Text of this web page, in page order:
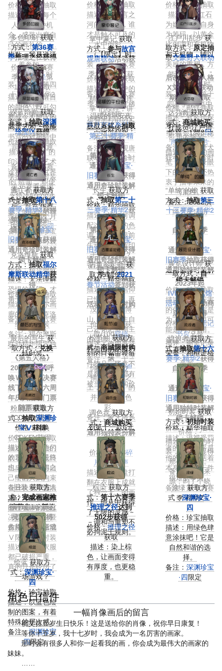
价格：精华抽取
描述：不是每个
人都有这种机
会，盛装出席自
己的葬礼的……
抱歉，我是说活
着参加。
（【限定】时
装，仅能在第四
十三赛季精华2
中获得）
备注：第四十三
赛季·精华2限定
稀世时装
价格：精华抽取
描述：在谎言之
河的另一端，谁
才是触不可及的
水中倒影。
（【限定】时
装，仅第十六赛
季精华3中可获
得。）
备注：第十六赛
季·精华3限定稀
世时装
孤月女校系列限
定稀世时装
价格：精华抽取
描述：“献红石
为媒介，祭自身
为筹码，以黄金
比例调和有机物
与无机物，辅以
美感的重塑，方
能诞生奇迹。”
（【限定】时
装，仅能在第十
四赛季精华1中
获得）
备注：第十四赛
季·精华1限定稀
世时装
多色印刷获取
方式：第36赛
季推理之径获得
价格：第36赛
季推理之径第
1528步获取
描述：这些醒目
的颜色，既可勾
勒成令人赞叹的
高贵艺术，也能
书写出对黑暗中
罪恶的最后通
牒。
备注：第36赛
季推理之径时装
第36赛季推理
之径达到600步
后，可在36赛
季结束后一个月
内使用1388回
声购买。
掌中篆记获取
方式：参与故宫
观唐联动活动获
得
价格：活动获取
描述：印章中的
精怪伪装成“库
掌”的模样，讲
述着尘封的历史
——悉数铭刻，
不会忘记。
备注：故宫观唐
联动限定奇珍时
装
江户川乱步获
取方式：原定抽
取文豪野犬联动
精华获得
后改为第五人格
X文豪野犬联动
期间邮件领取
价格：邮件领取
描述：武装侦探
社成员-江户川
乱步的服装。
备注：文豪野犬
联动限定奇珍时
装
深蓝暗面获取
方式：抽取深渊
珍宝Ⅸ获得
价格：珍宝抽取
描述：“月亮”的
印记：他以艺术
诠释这完满世界
的“暗面”，即使
与人们虔信的
“常理”背道而
驰，他与他的画
笔仍拒绝噤声。
备注：深渊珍宝
Ⅸ限定奇珍时装
温暖的平安夜
获取方式：抽取
第三十赛季·精
华3获得
第31赛季起：
通过 记忆珍宝·
旧赛季抽取获得
通用奇珍时装解
锁卡解锁
价格：精华抽取
描述：该如何调
配这份温暖的色
调，才能将眼前
生动的景象留印
于画布之上？
备注：第三十赛
季·精华3
达芬奇获取方
式：商城购买
价格：1388回
声/4888碎片
描述：天才的画
笔，除了记录眼
下的美丽，还热
衷于描摹未来的
可能性。
备注：2022演
绎之星活动
逃亡者获取方
式：抽取第十八
赛季·精华3获得
第19赛季起：
通过 记忆珍宝·
旧赛季抽取获得
通用奇珍时装解
锁卡解锁
价格：精华抽取
描述：无法理解
恐惧的绝望，才
勇于伸手抓住命
运之绳。
备注：第十八赛
季·精华3
长生获取方
式：抽取第二十
三赛季·精华2获
得
第24赛季起：
通过 记忆珍宝·
旧赛季抽取获得
通用奇珍时装解
锁卡解锁
价格：精华抽取
描述：敬神信仰
已慢慢凝固，再
没有人提起博
山，只有长生自
己还铭记造物主
的遗志，描摹海
外仙山的距离。
备注：第二十三
赛季·精华2
“单纯”的蟾 获取
方式：抽取第三
十三赛季·精华2
获得
自第34赛季
起：
通过记忆珍宝·
旧赛季抽取获得
通用独特时装解
锁卡解锁
价格：精华抽取
描述：那些无害
的伪装不一定是
为了自保，也可
能是为了狩猎。
备注：第三十三
赛季·精华2
克洛维斯获取
方式：抽取福尔
摩斯联动精华获
得
价格：精华抽取
描述：贝维尔画
廊的管理人克洛
维斯的服装
备注：福尔摩斯
联动精华限定独
特时装
古董鉴定师获
取方式：2021
春节活动签到获
取
活动商店限时购
买
价格：活动获
取/100窥镜
描述：他用最苛
刻的目光审视每
件物品，毕竟不
是所有东西都有
被当做筹码的价
值。
展览设计师获
取方式：自
2023年起
IVL/IJL展览馆
活动限时活动商
店兑换获得
价格：活动笔记
书页兑换
描述：画笔记录
荣誉，相框定格
高光。
最后的写生获
取方式：兑换
《第五人格》
2024深渊的呼
唤Ⅶ全球总决赛
线下活动暨六周
年庆典活动门票
随票赠送
CDKEY获得
价格：兑换
CDKEY获得
描述：临摹他们
的艺术家，最终
也成为了他们之
中的一员。
备注：《第五人
格》2024深渊
的呼唤Ⅶ全球总
决赛线下活动暨
六周年庆典活动
限定
松节油获取方
式：商城限时购
买
价格：60回声
描述：画布之
上，浸透最广的
并非是黑白色
彩。
备注：象牙塔系
列第十一款6元
时装
流浪者获取方
式：抽取第十六
赛季·精华2获得
自第17赛季
起：
通过 记忆珍宝·
旧赛季抽取获得
通用独特时装解
锁卡解锁
价格：精华抽取
描述：漠视受罚
者的苦痛似乎是
他的日常，活着
本身已经是一件
很难的事情。
备注：第十六赛
季·精华2
粉刷匠获取方
式：抽取深渊珍
宝Ⅴ获得
价格：珍宝抽取
描述：大都会的
欢享之夜永无日
出。他只能将自
己绘画天赋拘束
在一块块广告墙
上，寄生在遍布
整座城市的霓虹
灯牌之下。
备注：深渊珍宝
Ⅴ限定独特时装
调色盘获取方
式：商城购买
通用独特装扮解
锁卡解锁
价格：1188碎
片/318回声
描述：调色盘打
翻在衣服上成就
了独一无二的画
作，他从中获得
了无限的灵感－
－调和与重塑不
必拘泥于规则。
初始时装获取
方式：初始时装
价格：-
描述：初始的时
装，一切都显得
那么地自然。
备注：灵感来
源：昀了个晓
旧装获取方
式：完成画家推
演节点10·新的
灵感后可获得
价格：推演完成
获取
描述：身上衣服
都已破损严重，
真的只是经历了
一场游戏？
棕染获取方
式：第十六赛季
推理之径达到
502步获得
价格：推理之径
获取
描述：染上棕
色，让画面变得
有厚度，也更稳
重。
涂绿获取方
式：深渊珍宝·
四
价格：珍宝抽取
描述：用绿色肆
意涂抹吧！它是
自然和谐的选
择。
备注： 深渊珍宝
·四限定
绘蓝获取方
式：深渊珍宝·
四
价格：珍宝抽取
描述：以蓝色绘
制的图案，有着
特殊的层次感。
备注：深渊珍宝
·四限定
角色日信件
一幅肖像画后的留言
祝艾拉五岁生日快乐！这是送给你的肖像，祝你早日康复！
等你十五岁，我十七岁时，我会成为一名厉害的画家。
那时会有很多人和你一起看我的画，你会成为最伟大的画家的
妹妹。